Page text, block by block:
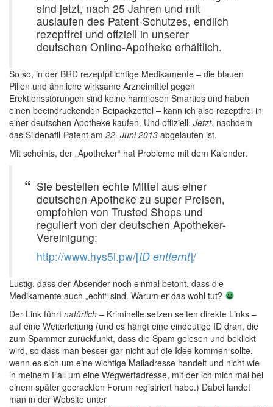
sind jetzt, nach 25 Jahren und mit
auslaufen des Patent-Schutzes, endlich
rezeptfrei und offziell in unserer
deutschen Online-Apotheke erhältlich.
So so, in der BRD rezeptpflichtige Medikamente – die blauen
Pillen und ähnliche wirksame Arzneimittel gegen
Erektionsstörungen sind keine harmlosen Smarties und haben
einen beeindruckenden Beipackzettel – kann ich also rezeptfrei in
einer deutschen Apotheke kaufen. Und offiziell. Jetzt, nachdem
das Sildenafil-Patent am 22. Juni 2013 abgelaufen ist.
Mit scheints, der „Apotheker“ hat Probleme mit dem Kalender.
Sie bestellen echte Mittel aus einer
deutschen Apotheke zu super Preisen,
empfohlen von Trusted Shops und
reguliert von der deutschen Apotheker-
Vereinigung:
http://www.hys5i.pw/[ID entfernt]/
Lustig, dass der Absender noch einmal betont, dass die
Medikamente auch „echt“ sind. Warum er das wohl tut?
Der Link führt natürlich – Kriminelle setzen selten direkte Links –
auf eine Weiterleitung (und es hängt eine eindeutige ID dran, die
zum Spammer zurückfunkt, dass die Spam gelesen und beklickt
wird, so dass man besser gar nicht auf die Idee kommen sollte,
wenn es sich um eine wichtige Mailadresse handelt und nicht wie
in meinem Fall um eine Wegwerfadresse, mit der ich mich mal bei
einem später gecrackten Forum registriert habe.) Dabei landet
man in der Website unter